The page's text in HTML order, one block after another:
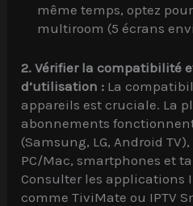
même temps, optez
multiroom (5 écrans
2. Vérifier la compatibilité
d’utilisation : La
appareils est cruciale. La
abonnements
(Samsung, LG, Android
PC/Mac, smartphones et
Consulter les applications
comme TiviMate ou IPTV